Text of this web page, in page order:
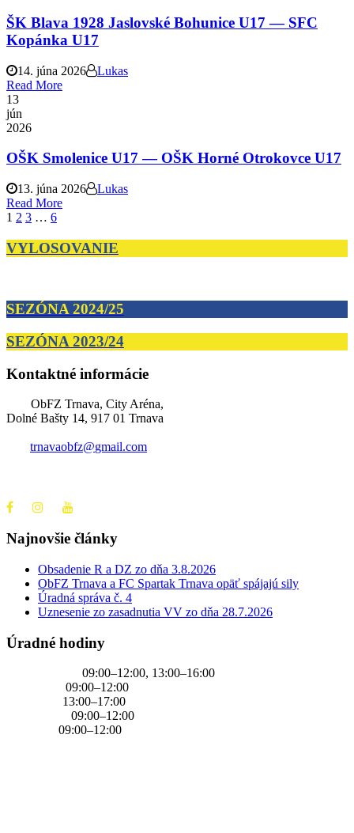
ŠK Blava 1928 Jaslovské Bohunice U17 — SFC
Kopánka U17
14. júna 2026
Lukas
Read More
13
jún
2026
OŠK Smolenice U17 — OŠK Horné Otrokovce U17
13. júna 2026
Lukas
Read More
1 2 3 … 6
VYLOSOVANIE
SEZÓNA 2024/25
SEZÓNA 2023/24
Kontaktné informácie
ObFZ Trnava, City Aréna,
Dolné Bašty 14, 917 01 Trnava
trnavaobfz@gmail.com
Najnovšie články
Obsadenie R a DZ zo dňa 3.8.2026
ObFZ Trnava a FC Spartak Trnava opäť spájajú sily
Úradná správa č. 4
Uznesenie zo zasadnutia VV zo dňa 28.7.2026
Úradné hodiny
09:00–12:00, 13:00–16:00
09:00–12:00
13:00–17:00
09:00–12:00
09:00–12:00